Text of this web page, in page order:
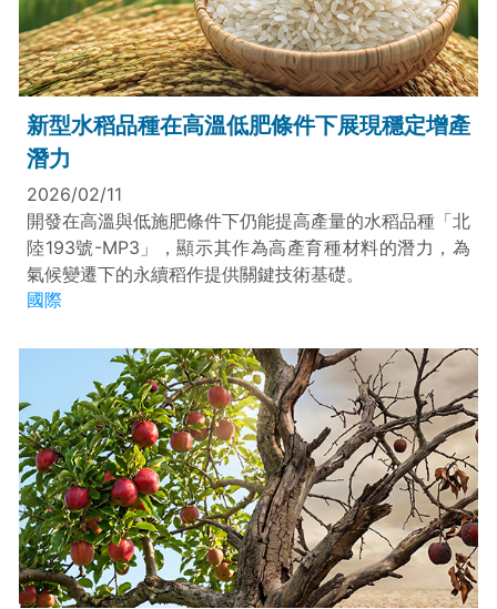
新型水稻品種在高溫低肥條件下展現穩定增產
潛力
2026/02/11
開發在高溫與低施肥條件下仍能提高產量的水稻品種「北
陸193號-MP3」，顯示其作為高產育種材料的潛力，為
氣候變遷下的永續稻作提供關鍵技術基礎。
國際